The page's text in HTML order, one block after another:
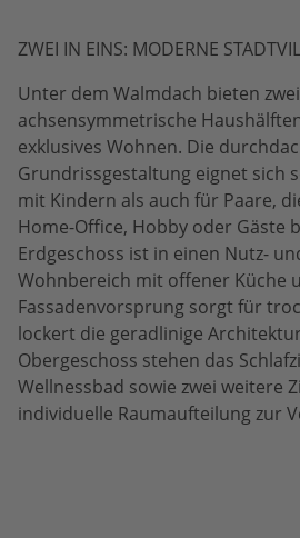
ZWEI IN EINS: MODERNE
Unter dem Walmdach bieten zwei
achsensymmetrische
exklusives Wohnen. Die
Grundrissgestaltung eignet sich
mit Kindern als auch für Paare,
Home-Office, Hobby oder Gäste
Erdgeschoss ist in einen Nutz-
Wohnbereich mit offener Küche
Fassadenvorsprung sorgt für
lockert die geradlinige
Obergeschoss stehen das
Wellnessbad sowie zwei weitere
individuelle Raumaufteilung zur